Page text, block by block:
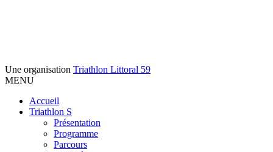
Une organisation Triathlon Littoral 59
MENU
Accueil
Triathlon S
Présentation
Programme
Parcours